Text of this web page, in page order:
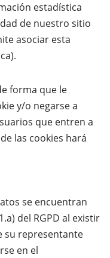
estadística
de nuestro sitio
asociar esta
forma que le
y/o negarse a
que entren a
las cookies hará
se encuentran
del RGPD al existir
su representante
en el